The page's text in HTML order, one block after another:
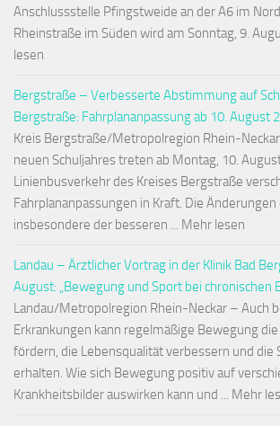
Anschlussstelle Pfingstweide an der A6 im
Rheinstraße im Süden wird am Sonntag, 9.
lesen
Bergstraße – Verbesserte Abstimmung auf
Bergstraße: Fahrplananpassung ab 10. August
Kreis Bergstraße/Metropolregion Rhein-
neuen Schuljahres treten ab Montag, 10.
Linienbusverkehr des Kreises Bergstraße
Fahrplananpassungen in Kraft. Die Änderungen
insbesondere der besseren ... Mehr lesen
Landau – Ärztlicher Vortrag in der Klinik Bad
August: „Bewegung und Sport bei chronischen
Landau/Metropolregion Rhein-Neckar – Auch
Erkrankungen kann regelmäßige Bewegung
fördern, die Lebensqualität verbessern und die
erhalten. Wie sich Bewegung positiv auf
Krankheitsbilder auswirken kann und ... Mehr